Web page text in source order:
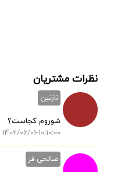
نظرات مشتریان
نازنین
شوروم کجاست؟
1402/06/01-10:10:00
صالحی فر